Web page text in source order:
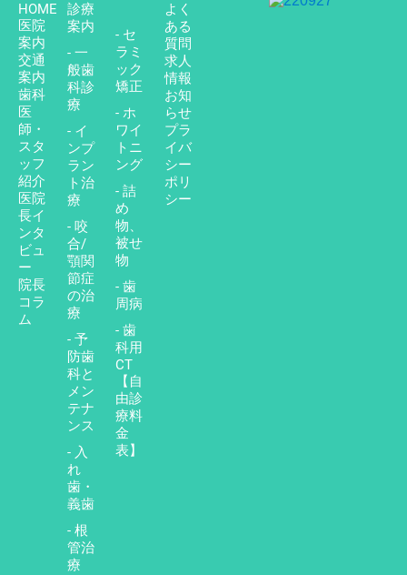
HOME
医院
案内
交通
案内
歯科
医
師・
スタ
ッフ
紹介
医院
長イ
ンタ
ビュ
ー
院長
コラ
ム
診療
案内
- 一
般歯
科診
療
- イ
ンプ
ラン
ト治
療
- 咬
合/
顎関
節症
の治
療
- 予
防歯
科と
メン
テナ
ンス
- 入
れ
歯・
義歯
- 根
管治
療
- セ
ラミ
ック
矯正
- ホ
ワイ
トニ
ング
- 詰
め
物、
被せ
物
- 歯
周病
- 歯
科用
CT
【自
由診
療料
金
表】
よく
ある
質問
求人
情報
お知
らせ
プラ
イバ
シー
ポリ
シー